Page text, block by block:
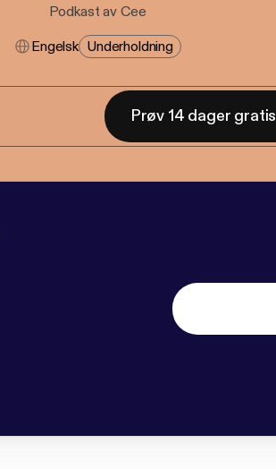
Podkast av Cee
Engelsk Underholdning
Prøv 14 dager gratis